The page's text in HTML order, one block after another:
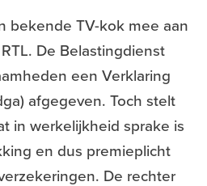
bekende TV-kok mee aan
De Belastingdienst
een Verklaring
afgegeven. Toch stelt
in werkelijkheid sprake is
en dus premieplicht
De rechter